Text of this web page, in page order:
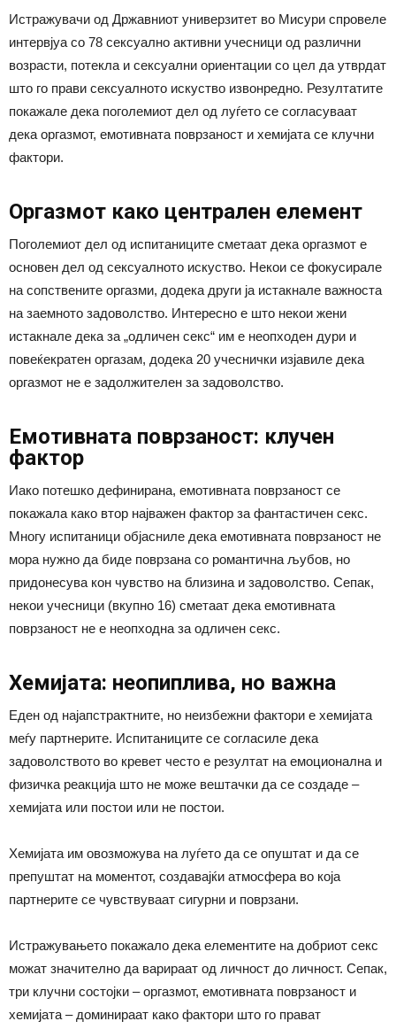
Истражувачи од Државниот универзитет во Мисури спровеле
интервјуа со 78 сексуално активни учесници од различни
возрасти, потекла и сексуални ориентации со цел да утврдат
што го прави сексуалното искуство извонредно. Резултатите
покажале дека поголемиот дел од луѓето се согласуваат
дека оргазмот, емотивната поврзаност и хемијата се клучни
фактори.
Оргазмот како централен елемент
Поголемиот дел од испитаниците сметаат дека оргазмот е
основен дел од сексуалното искуство. Некои се фокусирале
на сопствените оргазми, додека други ја истакнале важноста
на заемното задоволство. Интересно е што некои жени
истакнале дека за „одличен секс“ им е неопходен дури и
повеќекратен оргазам, додека 20 учеснички изјавиле дека
оргазмот не е задолжителен за задоволство.
Емотивната поврзаност: клучен
фактор
Иако потешко дефинирана, емотивната поврзаност се
покажала како втор најважен фактор за фантастичен секс.
Многу испитаници објасниле дека емотивната поврзаност не
мора нужно да биде поврзана со романтична љубов, но
придонесува кон чувство на близина и задоволство. Сепак,
некои учесници (вкупно 16) сметаат дека емотивната
поврзаност не е неопходна за одличен секс.
Хемијата: неопиплива, но важна
Еден од најапстрактните, но неизбежни фактори е хемијата
меѓу партнерите. Испитаниците се согласиле дека
задоволството во кревет често е резултат на емоционална и
физичка реакција што не може вештачки да се создаде –
хемијата или постои или не постои.
Хемијата им овозможува на луѓето да се опуштат и да се
препуштат на моментот, создавајќи атмосфера во која
партнерите се чувствуваат сигурни и поврзани.
Истражувањето покажало дека елементите на добриот секс
можат значително да варираат од личност до личност. Сепак,
три клучни состојки – оргазмот, емотивната поврзаност и
хемијата – доминираат како фактори што го прават